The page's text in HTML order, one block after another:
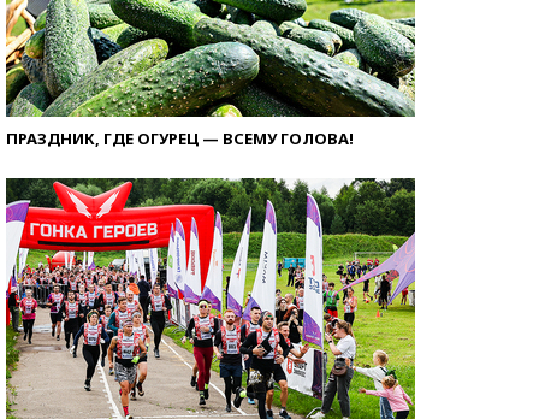
ПРАЗДНИК, ГДЕ ОГУРЕЦ — ВСЕМУ ГОЛОВА!